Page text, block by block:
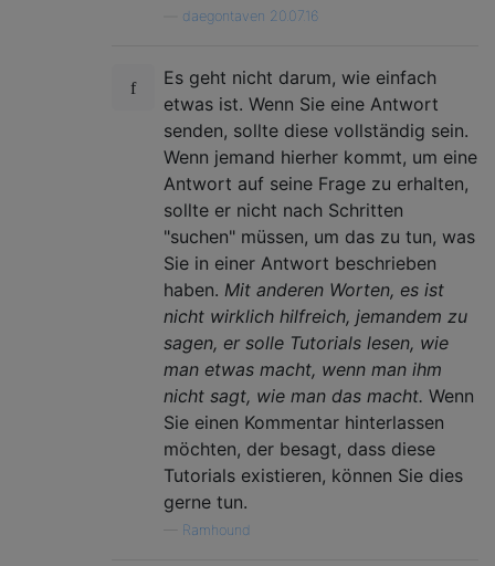
daegontaven 20.07.16
Es geht nicht darum, wie einfach
etwas ist. Wenn Sie eine Antwort
senden, sollte diese vollständig sein.
Wenn jemand hierher kommt, um eine
Antwort auf seine Frage zu erhalten,
sollte er nicht nach Schritten
"suchen" müssen, um das zu tun, was
Sie in einer Antwort beschrieben
haben. Mit anderen Worten, es ist
nicht wirklich hilfreich, jemandem zu
sagen, er solle Tutorials lesen, wie
man etwas macht, wenn man ihm
nicht sagt, wie man das macht. Wenn
Sie einen Kommentar hinterlassen
möchten, der besagt, dass diese
Tutorials existieren, können Sie dies
gerne tun.
Ramhound